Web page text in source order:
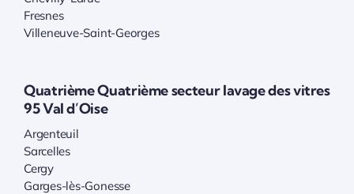
Fresnes
Villeneuve-Saint-Georges
Quatrième Quatrième secteur lavage des vitres
95 Val d’Oise
Argenteuil
Sarcelles
Cergy
Garges-lès-Gonesse